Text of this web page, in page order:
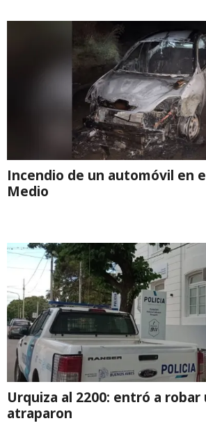
Incendio de un automóvil en
Medio
Urquiza al 2200: entró a
atraparon